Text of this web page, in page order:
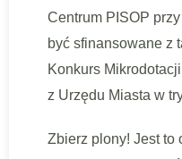
Centrum PISOP
być sfinansowane z
Konkurs
z Urzędu Miasta w
Zbierz plony! Jest to